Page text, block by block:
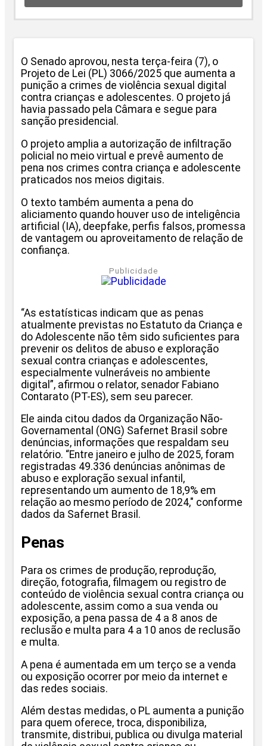
O Senado aprovou, nesta terça-feira (7), o
Projeto de Lei (PL) 3066/2025 que aumenta a
punição a crimes de violência sexual digital
contra crianças e adolescentes. O projeto já
havia passado pela Câmara e segue para
sanção presidencial.
O projeto amplia a autorização de infiltração
policial no meio virtual e prevê aumento de
pena nos crimes contra criança e adolescente
praticados nos meios digitais.
O texto também aumenta a pena do
aliciamento quando houver uso de inteligência
artificial (IA), deepfake, perfis falsos, promessa
de vantagem ou aproveitamento de relação de
confiança.
Publicidade
“As estatísticas indicam que as penas
atualmente previstas no Estatuto da Criança e
do Adolescente não têm sido suficientes para
prevenir os delitos de abuso e exploração
sexual contra crianças e adolescentes,
especialmente vulneráveis no ambiente
digital”, afirmou o relator, senador Fabiano
Contarato (PT-ES), sem seu parecer.
Ele ainda citou dados da Organização Não-
Governamental (ONG) Safernet Brasil sobre
denúncias, informações que respaldam seu
relatório. “Entre janeiro e julho de 2025, foram
registradas 49.336 denúncias anônimas de
abuso e exploração sexual infantil,
representando um aumento de 18,9% em
relação ao mesmo período de 2024," conforme
dados da Safernet Brasil.
Penas
Para os crimes de produção, reprodução,
direção, fotografia, filmagem ou registro de
conteúdo de violência sexual contra criança ou
adolescente, assim como a sua venda ou
exposição, a pena passa de 4 a 8 anos de
reclusão e multa para 4 a 10 anos de reclusão
e multa.
A pena é aumentada em um terço se a venda
ou exposição ocorrer por meio da internet e
das redes sociais.
Além destas medidas, o PL aumenta a punição
para quem oferece, troca, disponibiliza,
transmite, distribui, publica ou divulga material